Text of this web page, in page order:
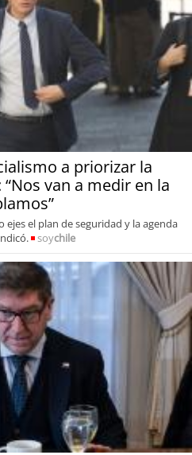
a priorizar la
van a medir en la
el plan de seguridad y la agenda
soychile